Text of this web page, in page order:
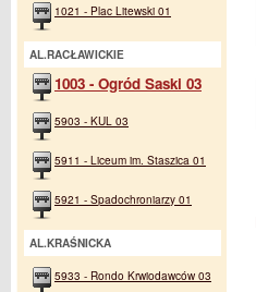
1021 - Plac Litewski 01
AL.RACŁAWICKIE
1003 - Ogród Saski 03
5903 - KUL 03
5911 - Liceum im. Staszica 01
5921 - Spadochroniarzy 01
AL.KRAŚNICKA
5933 - Rondo Krwiodawców 03